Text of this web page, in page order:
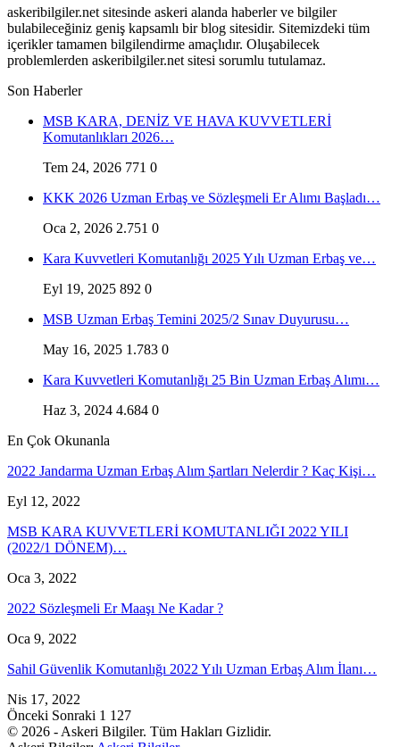
askeribilgiler.net sitesinde askeri alanda haberler ve bilgiler
bulabileceğiniz geniş kapsamlı bir blog sitesidir. Sitemizdeki tüm
içerikler tamamen bilgilendirme amaçlıdır. Oluşabilecek
problemlerden askeribilgiler.net sitesi sorumlu tutulamaz.
Son Haberler
MSB KARA, DENİZ VE HAVA KUVVETLERİ
Komutanlıkları 2026…
Tem 24, 2026 771 0
KKK 2026 Uzman Erbaş ve Sözleşmeli Er Alımı Başladı…
Oca 2, 2026 2.751 0
Kara Kuvvetleri Komutanlığı 2025 Yılı Uzman Erbaş ve…
Eyl 19, 2025 892 0
MSB Uzman Erbaş Temini 2025/2 Sınav Duyurusu…
May 16, 2025 1.783 0
Kara Kuvvetleri Komutanlığı 25 Bin Uzman Erbaş Alımı…
Haz 3, 2024 4.684 0
En Çok Okunanla
2022 Jandarma Uzman Erbaş Alım Şartları Nelerdir ? Kaç Kişi…
Eyl 12, 2022
MSB KARA KUVVETLERİ KOMUTANLIĞI 2022 YILI
(2022/1 DÖNEM)…
Oca 3, 2022
2022 Sözleşmeli Er Maaşı Ne Kadar ?
Oca 9, 2022
Sahil Güvenlik Komutanlığı 2022 Yılı Uzman Erbaş Alım İlanı…
Nis 17, 2022
Önceki Sonraki 1 127
© 2026 - Askeri Bilgiler. Tüm Hakları Gizlidir.